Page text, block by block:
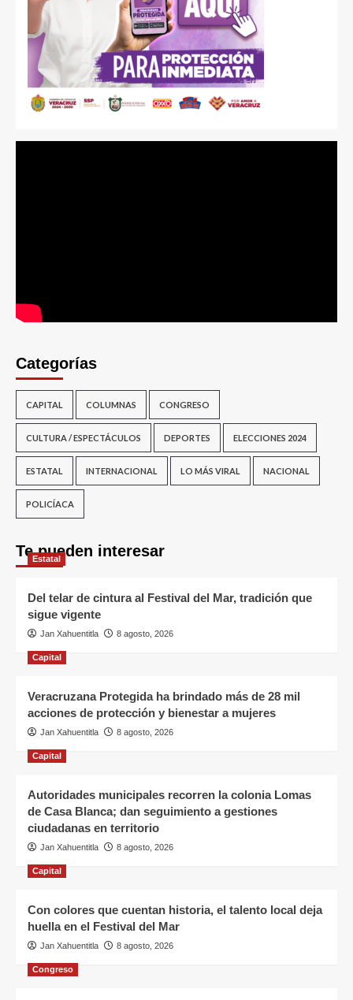
Categorías
CAPITAL COLUMNAS CONGRESO
CULTURA / ESPECTÁCULOS DEPORTES ELECCIONES 2024
ESTATAL INTERNACIONAL LO MÁS VIRAL NACIONAL
POLICÍACA
Te pueden interesar
Estatal
Del telar de cintura al Festival del Mar, tradición que
sigue vigente
Jan Xahuentitla 8 agosto, 2026
Capital
Veracruzana Protegida ha brindado más de 28 mil
acciones de protección y bienestar a mujeres
Jan Xahuentitla 8 agosto, 2026
Capital
Autoridades municipales recorren la colonia Lomas
de Casa Blanca; dan seguimiento a gestiones
ciudadanas en territorio
Jan Xahuentitla 8 agosto, 2026
Capital
Con colores que cuentan historia, el talento local deja
huella en el Festival del Mar
Jan Xahuentitla 8 agosto, 2026
Congreso